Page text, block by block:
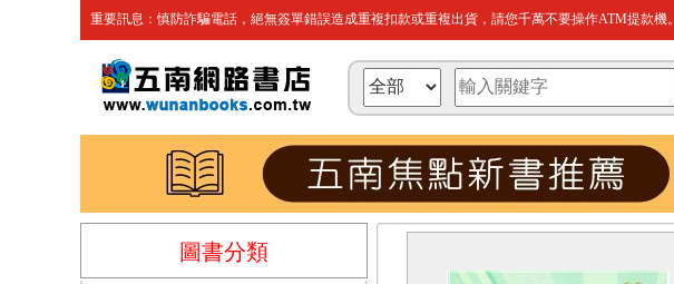
重要訊息：慎防詐騙電話，絕無簽單錯誤造成重複扣款或重複出貨，請您千萬不要操作ATM提款機。
圖書分類